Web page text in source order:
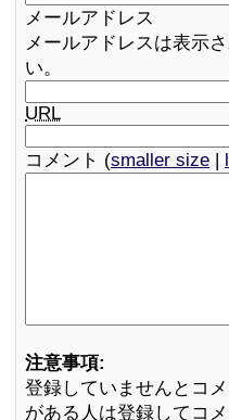
メールアドレス
メールアドレスは表示
い。
URL
コメント (smaller size |
注意事項:
登録していませんとコ
がある人は登録してコ